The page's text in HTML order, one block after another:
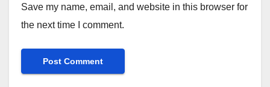
Save my name, email, and website in this browser for
the next time I comment.